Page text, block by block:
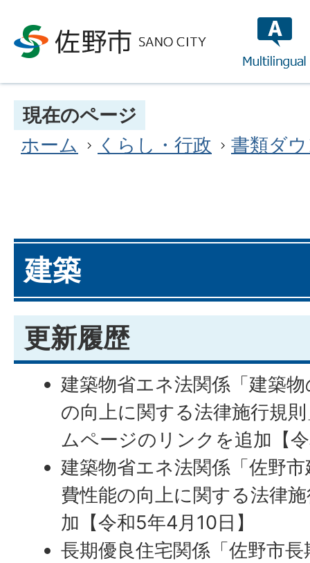
現在のページ
ホーム
くらし・行政 書類ダ
建築
更新履歴
建築物省エネ法関係「建築
の向上に関する法律施行規
ムページのリンクを追加【
建築物省エネ法関係「佐野
費性能の向上に関する法律
加【令和5年4月10日】
長期優良住宅関係「佐野市